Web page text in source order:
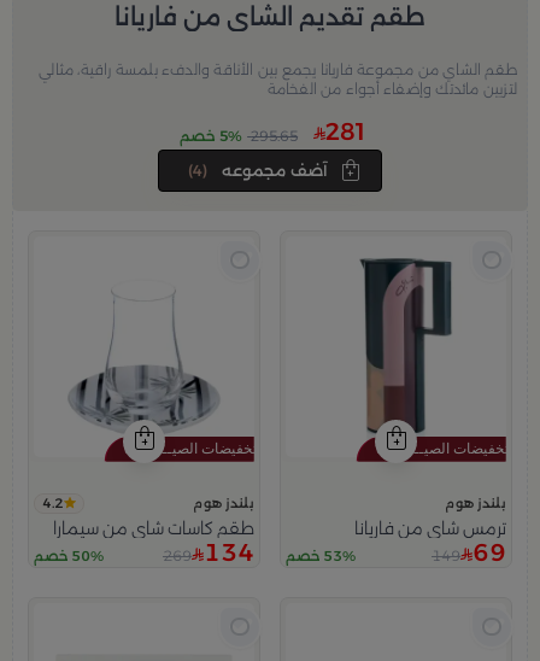
طقم تقديم الشاي من فاريانا
طقم الشاي من مجموعة فاريانا يجمع بين الأناقة والدفء بلمسة راقية، مثالي
لتزيين مائدتك وإضفاء أجواء من الفخامة
281
295.65 5% خصم
(4)
بلندز هوم
ترمس شاي من فاريانا
69
149 53% خصم
بلندز هوم 4.2
طقم كاسات شاي من سيمارا
134
269 50% خصم